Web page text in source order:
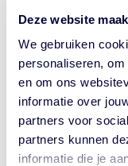
Deze website
We gebruiken
personaliseren,
en om ons
informatie over
partners voor
partners kunnen
informatie die je
Dit jaar zitten
Zeker, dat is
komen dagen, er
België. We zitten
dat is goed.
Jullie winnen
hebben jullie,